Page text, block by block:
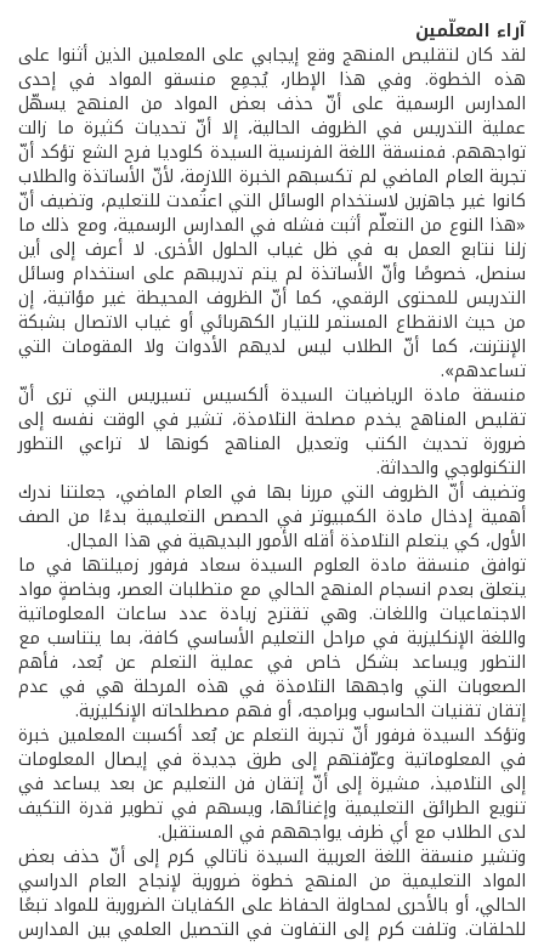
آراء المعلّمين
لقد كان لتقليص المنهج وقع إيجابي على المعلمين الذين أثنوا على
هذه الخطوة. وفي هذا الإطار، يُجمِع منسقو المواد في إحدى
المدارس الرسمية على أنّ حذف بعض المواد من المنهج يسهّل
عملية التدريس في الظروف الحالية، إلا أنّ تحديات كثيرة ما زالت
تواجههم. فمنسقة اللغة الفرنسية السيدة كلوديا فرح الشع تؤكد أنّ
تجربة العام الماضي لم تكسبهم الخبرة اللازمة، لأنّ الأساتذة والطلاب
كانوا غير جاهزين لاستخدام الوسائل التي اعتُمدت للتعليم، وتضيف أنّ
«هذا النوع من التعلّم أثبت فشله في المدارس الرسمية، ومع ذلك ما
زلنا نتابع العمل به في ظل غياب الحلول الأخرى. لا أعرف إلى أين
سنصل، خصوصًا وأنّ الأساتذة لم يتم تدريبهم على استخدام وسائل
التدريس للمحتوى الرقمي، كما أنّ الظروف المحيطة غير مؤاتية، إن
من حيث الانقطاع المستمر للتيار الكهربائي أو غياب الاتصال بشبكة
الإنترنت، كما أنّ الطلاب ليس لديهم الأدوات ولا المقومات التي
تساعدهم».
منسقة مادة الرياضيات السيدة ألكسيس تسيريس التي ترى أنّ
تقليص المناهج يخدم مصلحة التلامذة، تشير في الوقت نفسه إلى
ضرورة تحديث الكتب وتعديل المناهج كونها لا تراعي التطور
التكنولوجي والحداثة.
وتضيف أنّ الظروف التي مررنا بها في العام الماضي، جعلتنا ندرك
أهمية إدخال مادة الكمبيوتر في الحصص التعليمية بدءًا من الصف
الأول، كي يتعلم التلامذة أقله الأمور البديهية في هذا المجال.
توافق منسقة مادة العلوم السيدة سعاد فرفور زميلتها في ما
يتعلق بعدم انسجام المنهج الحالي مع متطلبات العصر، وبخاصةٍ مواد
الاجتماعيات واللغات. وهي تقترح زيادة عدد ساعات المعلوماتية
واللغة الإنكليزية في مراحل التعليم الأساسي كافة، بما يتناسب مع
التطور ويساعد بشكل خاص في عملية التعلم عن بُعد، فأهم
الصعوبات التي واجهها التلامذة في هذه المرحلة هي في عدم
إتقان تقنيات الحاسوب وبرامجه، أو فهم مصطلحاته الإنكليزية.
وتؤكد السيدة فرفور أنّ تجربة التعلم عن بُعد أكسبت المعلمين خبرة
في المعلوماتية وعرّفتهم إلى طرق جديدة في إيصال المعلومات
إلى التلاميذ، مشيرة إلى أنّ إتقان فن التعليم عن بعد يساعد في
تنويع الطرائق التعليمية وإغنائها، ويسهم في تطوير قدرة التكيف
لدى الطلاب مع أي ظرف يواجههم في المستقبل.
وتشير منسقة اللغة العربية السيدة ناتالي كرم إلى أنّ حذف بعض
المواد التعليمية من المنهج خطوة ضرورية لإنجاح العام الدراسي
الحالي، أو بالأحرى لمحاولة الحفاظ على الكفايات الضرورية للمواد تبعًا
للحلقات. وتلفت كرم إلى التفاوت في التحصيل العلمي بين المدارس